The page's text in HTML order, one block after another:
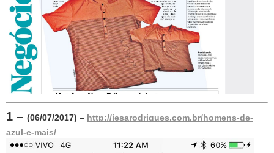
1 – (06/07/2017) – http://iesarodrigues.com.br/homens-de-
azul-e-mais/